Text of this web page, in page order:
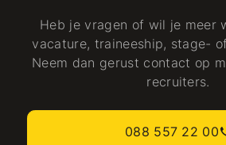
Heb je vragen of wil je meer
vacature, traineeship, stage-
Neem dan gerust contact op
recruiters.
088 557 22 00